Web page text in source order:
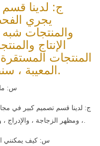
ج: لدينا
يجري
والمنتجات شبه
الإنتاج
المنتجات
المعيبة ، سنصلحها أو إعادة تشكيلها.
س: ما
ج: لدينا قسم تصميم كبير في
، ومظهر الزجاجة ، والإدراج ، والتعبئة ، وكل شيء آخر كما هو مطلوب.
س: كيف يمكنني